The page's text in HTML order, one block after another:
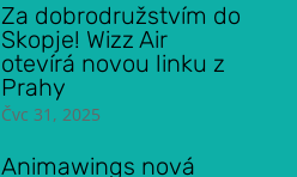
Za dobrodružstvím do
Skopje! Wizz Air
otevírá novou linku z
Prahy
Čvc 31, 2025
Animawings nová